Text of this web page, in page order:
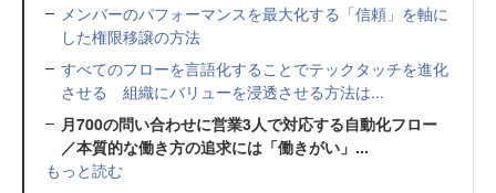
メンバーのパフォーマンスを最大化する「信頼」を軸に
した権限移譲の方法
すべてのフローを言語化することでテックタッチを進化
させる 組織にバリューを浸透させる方法は...
月700の問い合わせに営業3人で対応する自動化フロー
／本質的な働き方の追求には「働きがい」...
もっと読む